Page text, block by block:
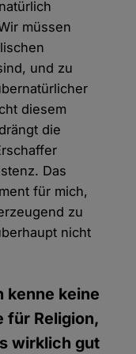
müssen
und zu
diesem
die
Das
für mich,
zu
nicht
kenne keine
für Religion,
wirklich gut